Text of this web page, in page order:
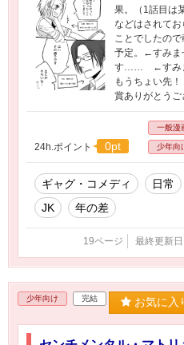
果。（1話目は
などはされて
ことでしたの
予定。←すみま
す…… ←すみま
もうちょい先
賞ありがとうご
24h.ポイント 0pt
一般漫
少年向
ギャグ・コメディ 日常
JK
年の差
19ページ 最終更新
少年向け 完結 お気に入